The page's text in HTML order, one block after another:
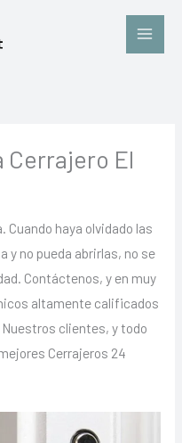
Cerrajero El
Cuando haya olvidado las
y no pueda abrirlas, no se
Contáctenos, y en muy
altamente calificados
clientes, y todo
Cerrajeros 24